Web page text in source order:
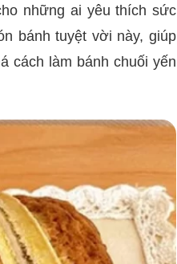
những ai yêu thích sức
bánh tuyệt vời này, giúp
cách làm bánh chuối yến